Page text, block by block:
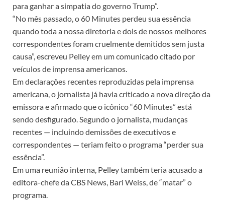
para ganhar a simpatia do governo Trump”.
“No mês passado, o 60 Minutes perdeu sua essência
quando toda a nossa diretoria e dois de nossos melhores
correspondentes foram cruelmente demitidos sem justa
causa”, escreveu Pelley em um comunicado citado por
veículos de imprensa americanos.
Em declarações recentes reproduzidas pela imprensa
americana, o jornalista já havia criticado a nova direção da
emissora e afirmado que o icônico “60 Minutes” está
sendo desfigurado. Segundo o jornalista, mudanças
recentes — incluindo demissões de executivos e
correspondentes — teriam feito o programa “perder sua
essência”.
Em uma reunião interna, Pelley também teria acusado a
editora-chefe da CBS News, Bari Weiss, de “matar” o
programa.